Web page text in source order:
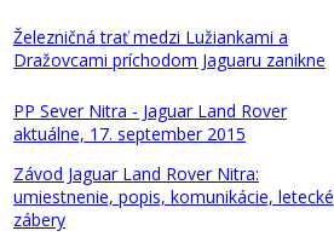
Železničná trať medzi Lužiankami a
Dražovcami príchodom Jaguaru zanikne
PP Sever Nitra - Jaguar Land Rover
aktuálne, 17. september 2015
Závod Jaguar Land Rover Nitra:
umiestnenie, popis, komunikácie, letecké
zábery